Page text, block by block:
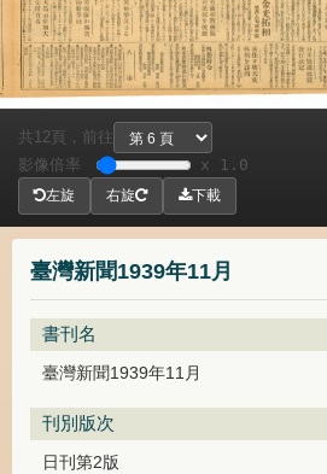
臺灣新聞1939年11月
書刊名
臺灣新聞1939年11月
刊別版次
日刊第2版
共 12頁，
前往
影像倍率
x 1.0
左旋 右旋 下載